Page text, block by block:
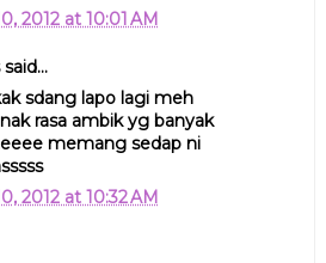
2012 at 10:01 AM
sdang lapo lagi meh
rasa ambik yg banyak
memang sedap ni
2012 at 10:32 AM